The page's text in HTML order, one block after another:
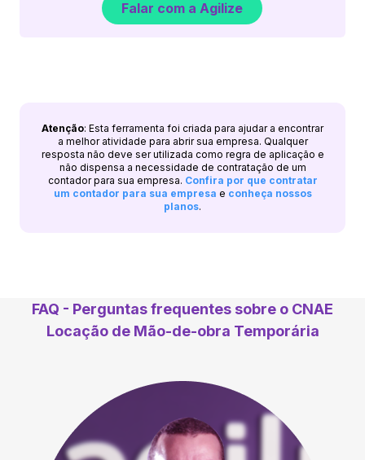
Falar com a Agilize
Atenção: Esta ferramenta foi criada para ajudar a encontrar
a melhor atividade para abrir sua empresa. Qualquer
resposta não deve ser utilizada como regra de aplicação e
não dispensa a necessidade de contratação de um
contador para sua empresa. Confira por que contratar
um contador para sua empresa e conheça nossos
planos.
FAQ - Perguntas frequentes sobre o CNAE
Locação de Mão-de-obra Temporária